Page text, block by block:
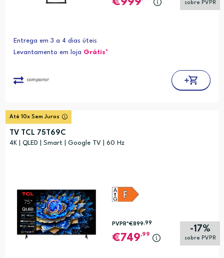
sobre PVPR
Entrega em 3 a 4 dias úteis
Levantamento em loja Grátis*
comparar
Até 10x Sem Juros
TV TCL 75T69C
4K | QLED | Smart | Google TV | 60 Hz
-17%
sobre PVPR
PVPR*€899,99
749,99